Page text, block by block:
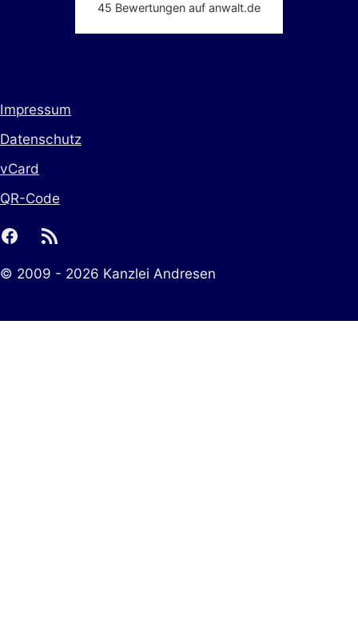
45 Bewertungen auf anwalt.de
© 2009 - 2026 Kanzlei Andresen
Impressum
Datenschutz
vCard
QR-Code
facebook